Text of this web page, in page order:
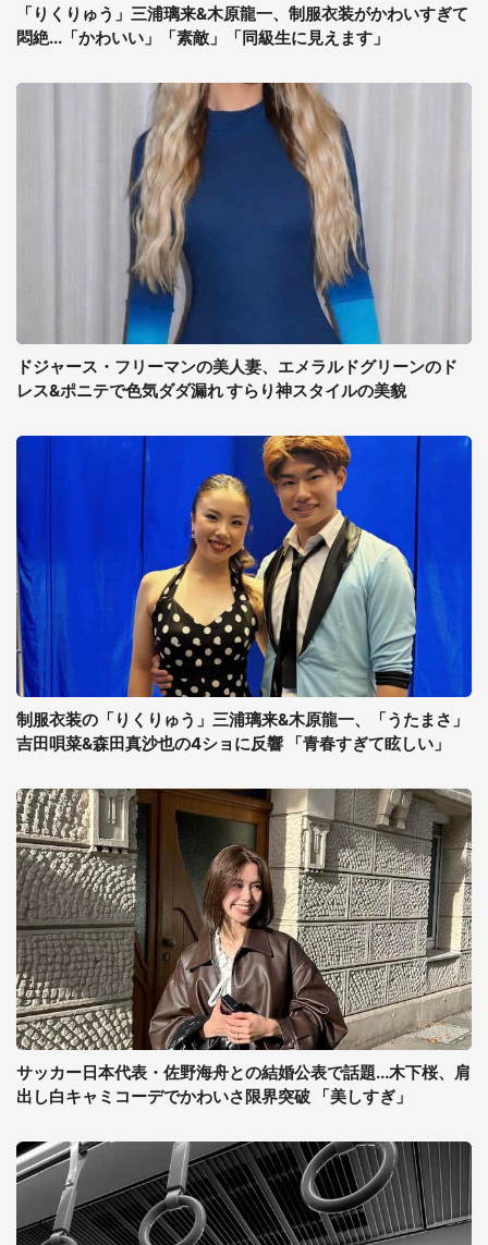
「りくりゅう」三浦璃来&木原龍一、制服衣装がかわいすぎて
悶絶...「かわいい」「素敵」「同級生に見えます」
ドジャース・フリーマンの美人妻、エメラルドグリーンのド
レス&ポニテで色気ダダ漏れ すらり神スタイルの美貌
制服衣装の「りくりゅう」三浦璃来&木原龍一、「うたまさ」
吉田唄菜&森田真沙也の4ショに反響 「青春すぎて眩しい」
サッカー日本代表・佐野海舟との結婚公表で話題...木下桜、肩
出し白キャミコーデでかわいさ限界突破 「美しすぎ」